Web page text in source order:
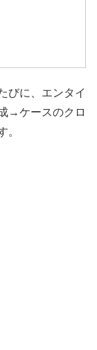
びに、エンタイ
→ケースのクロ
。